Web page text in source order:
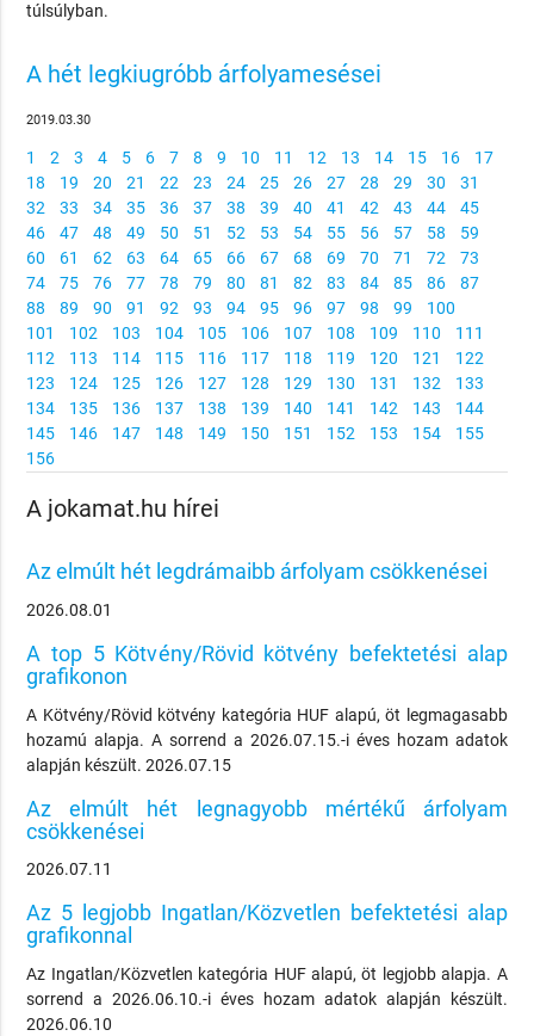
túlsúlyban.
A hét legkiugróbb árfolyamesései
2019.03.30
1 2 3 4 5 6 7 8 9 10 11 12 13 14 15 16
17
18
19 20 21 22 23 24 25 26 27 28 29 30
31
32
33 34 35 36 37 38 39 40 41 42 43 44
45
46
47 48 49 50 51 52 53 54 55 56 57 58
59
60
61 62 63 64 65 66 67 68 69 70 71 72
73
74
75 76 77 78 79 80 81 82 83 84 85 86
87
88
89 90 91 92 93 94 95 96 97 98 99
100
101
102 103 104 105 106 107 108 109 110
111
112
113 114 115 116 117 118 119 120 121
122
123
124 125 126 127 128 129 130 131 132
133
134
135 136 137 138 139 140 141 142 143
144
145
146 147 148 149 150 151 152 153 154
155
156
A jokamat.hu hírei
Az elmúlt hét legdrámaibb árfolyam csökkenései
2026.08.01
A top 5 Kötvény/Rövid kötvény befektetési alap
grafikonon
A Kötvény/Rövid kötvény kategória HUF alapú, öt legmagasabb
hozamú alapja. A sorrend a 2026.07.15.-i éves hozam adatok
alapján készült. 2026.07.15
Az elmúlt hét legnagyobb mértékű árfolyam
csökkenései
2026.07.11
Az 5 legjobb Ingatlan/Közvetlen befektetési alap
grafikonnal
Az Ingatlan/Közvetlen kategória HUF alapú, öt legjobb alapja. A
sorrend a 2026.06.10.-i éves hozam adatok alapján készült.
2026.06.10